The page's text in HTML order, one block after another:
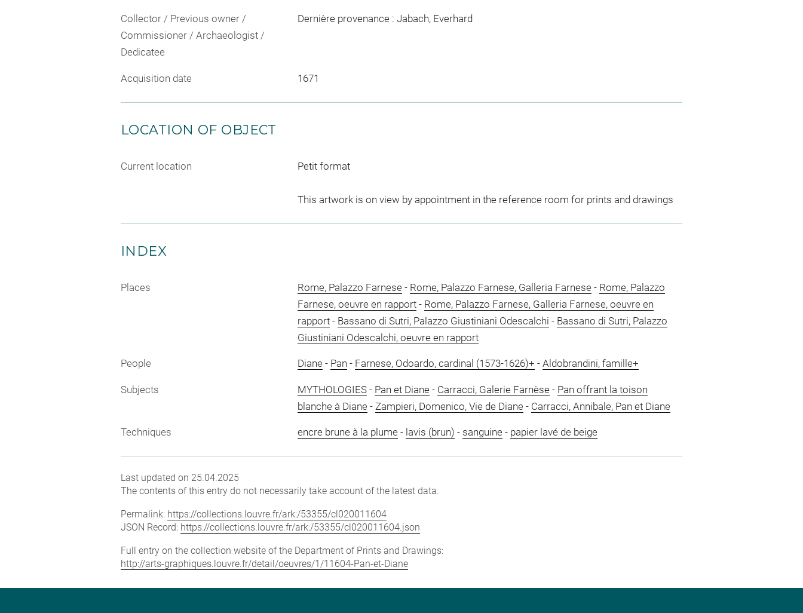
Collector / Previous owner /
Commissioner / Archaeologist /
Dedicatee
Dernière provenance : Jabach, Everhard
Acquisition date 1671
LOCATION OF OBJECT
Current location Petit format
This artwork is on view by appointment in the reference room for prints and drawings
INDEX
Places Rome, Palazzo Farnese- Rome, Palazzo Farnese, Galleria Farnese- Rome, Palazzo
Farnese, oeuvre en rapport- Rome, Palazzo Farnese, Galleria Farnese, oeuvre en
rapport- Bassano di Sutri, Palazzo Giustiniani Odescalchi - Bassano di Sutri, Palazzo
Giustiniani Odescalchi, oeuvre en rapport
People Diane- Pan - Farnese, Odoardo, cardinal (1573-1626)+ - Aldobrandini, famille+
Subjects MYTHOLOGIES- Pan et Diane- Carracci, Galerie Farnèse- Pan offrant la toison
blanche à Diane- Zampieri, Domenico, Vie de Diane- Carracci, Annibale, Pan et Diane
Techniques encre brune à la plume- lavis (brun) - sanguine- papier lavé de beige
Last updated on 25.04.2025
The contents of this entry do not necessarily take account of the latest data.
Permalink: https://collections.louvre.fr/ark:/53355/cl020011604
JSON Record: https://collections.louvre.fr/ark:/53355/cl020011604.json
Full entry on the collection website of the Department of Prints and Drawings:
http://arts-graphiques.louvre.fr/detail/oeuvres/1/11604-Pan-et-Diane